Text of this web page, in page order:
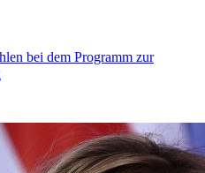
bei dem Programm zur